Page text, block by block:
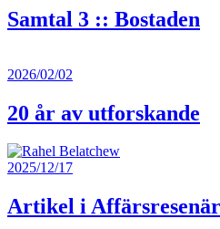
Samtal 3 :: Bostaden
2026/02/02
20 år av utforskande
2025/12/17
Artikel i